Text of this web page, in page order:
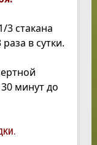
3 стакана
в сутки.
минут до